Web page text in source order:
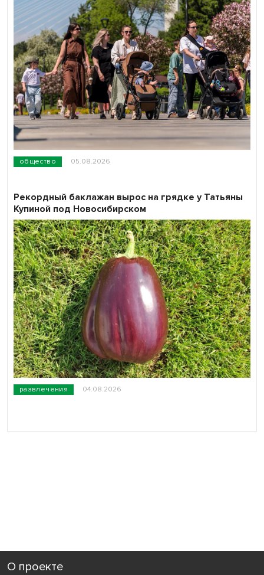
общество 05.08.2026
развлечения 04.08.2026
Рекордный баклажан вырос на грядке у Татьяны
Купиной под Новосибирском
О проекте